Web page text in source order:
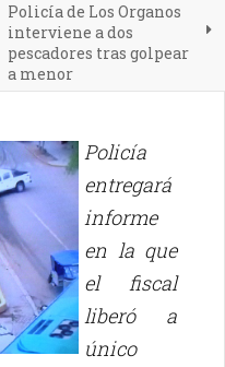
Policía de Los Organos
interviene a dos
pescadores tras golpear
a menor
Policía
entregará
informe
en la que
el fiscal
liberó a
único